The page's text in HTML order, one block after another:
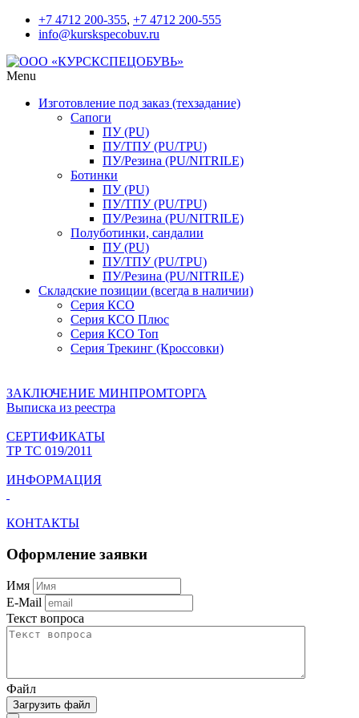
+7 4712 200-355, +7 4712 200-555
info@kurskspecobuv.ru
Menu
Изготовление под заказ (техзадание)
Сапоги
ПУ (PU)
ПУ/ТПУ (PU/TPU)
ПУ/Резина (PU/NITRILE)
Ботинки
ПУ (PU)
ПУ/ТПУ (PU/TPU)
ПУ/Резина (PU/NITRILE)
Полуботинки, сандалии
ПУ (PU)
ПУ/ТПУ (PU/TPU)
ПУ/Резина (PU/NITRILE)
Складские позиции (всегда в наличии)
Серия КСО
Серия КСО Плюс
Серия КСО Топ
Серия Трекинг (Кроссовки)
ЗАКЛЮЧЕНИЕ МИНПРОМТОРГА
Выписка из реестра
СЕРТИФИКАТЫ
ТР ТС 019/2011
ИНФОРМАЦИЯ
КОНТАКТЫ
Оформление заявки
Имя
E-Mail
Текст вопроса
Файл
Загрузить файл